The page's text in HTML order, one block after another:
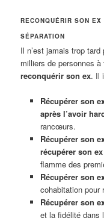
RECONQUÉRIR SON
SÉPARATION
Il n’est jamais trop
milliers de personnes
reconquérir son ex. Il
Récupérer son
après l’avoir
rancœurs.
Récupérer son
récupérer son
flamme des
Récupérer son
cohabitation pour
Récupérer son
et la fidélité dans